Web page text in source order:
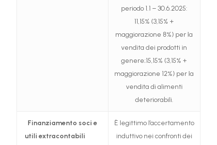
periodo 1.1 – 30.6.2025:
11,15% (3,15% +
maggiorazione 8%) per la
vendita dei prodotti in
genere;15,15% (3,15% +
maggiorazione 12%) per la
vendita di alimenti
deteriorabili.
Finanziamento soci e
utili extracontabili
È legittimo l’accertamento
induttivo nei confronti dei